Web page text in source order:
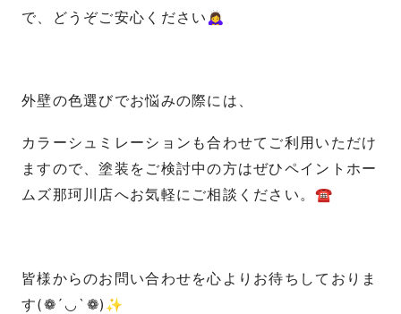
で、どうぞご安心ください🙇‍♀️
外壁の色選びでお悩みの際には、
カラーシュミレーションも合わせてご利用いただけ
ますので、塗装をご検討中の方はぜひペイントホー
ムズ那珂川店へお気軽にご相談ください。☎
皆様からのお問い合わせを心よりお待ちしておりま
す(❁´◡`❁)✨